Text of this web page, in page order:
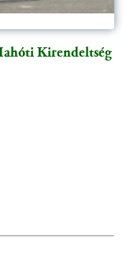
Kirendeltség